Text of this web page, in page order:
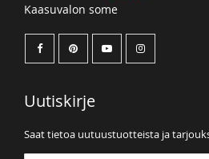
Kaasuvalon some
Uutiskirje
Saat tietoa uutuustuotteista ja